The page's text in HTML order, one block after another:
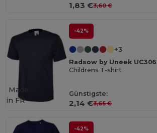
1,83 €3,60 €
-42%
+3
Radsow by Uneek UC306
Childrens T-shirt
Günstigste:
2,14 €3,65 €
Made
in FR
-42%